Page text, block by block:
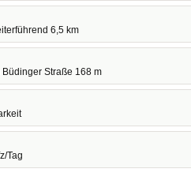
6,5 km
Straße 168 m
Tag